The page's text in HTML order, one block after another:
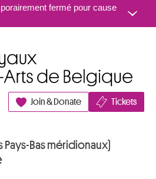
Aller au contenu
fermé pour cause
Join & Donate Tickets
Bas méridionaux)